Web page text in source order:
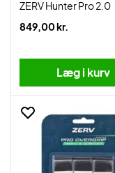
ZERV Hunter Pro 2.0
849,00 kr.
Læg i kurv